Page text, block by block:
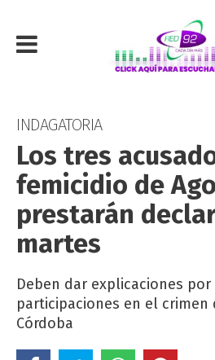
INDAGATORIA
Los tres
femicidio de
prestarán
martes
Deben dar explicaciones
participaciones en el crimen
Córdoba